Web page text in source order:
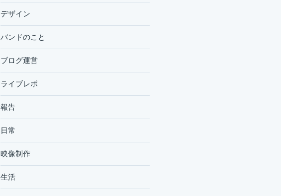
デザイン
バンドのこと
ブログ運営
ライブレポ
報告
日常
映像制作
生活